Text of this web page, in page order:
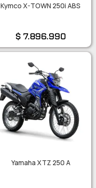
Kymco X-TOWN 250i ABS
$7.896.990
Yamaha XTZ 250 A